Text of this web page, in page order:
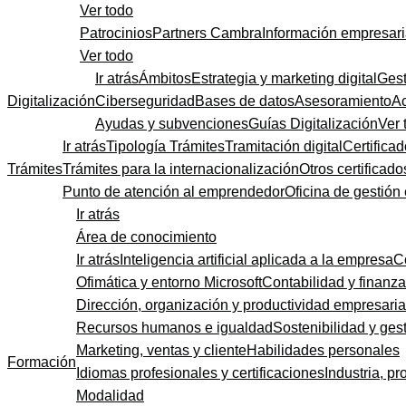
Ver todo
PatrociniosPartners Cambra Información
Ver todo
Digitalización
Ir atrásÁmbitosEstrategia y marketing digital
Ciberseguridad Bases de datosAsesoramiento
Ayudas y subvencionesGuías DigitalizaciónVer
Trámites
Ir atrásTipología TrámitesTramitación digital
Trámites para la internacionalizaciónOtros
Punto de atención al emprendedorOficina de gestión
Formación
Ir atrás
Área de conocimiento
Ir atrás Inteligencia artificial aplicada a la empresa
Ofimática y entorno MicrosoftContabilidad y
Dirección, organización y productividad
Recursos humanos e igualdadSostenibilidad y
Marketing, ventas y clienteHabilidades personales
Idiomas profesionales y certificaciones Industria,
Modalidad